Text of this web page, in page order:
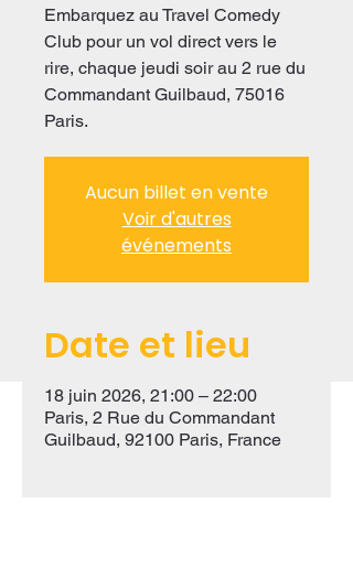
Embarquez au Travel Comedy
Club pour un vol direct vers le
rire, chaque jeudi soir au 2 rue du
Commandant Guilbaud, 75016
Paris.
Aucun billet en vente
Voir d'autres
événements
Date et lieu
18 juin 2026, 21:00 – 22:00
Paris, 2 Rue du Commandant
Guilbaud, 92100 Paris, France